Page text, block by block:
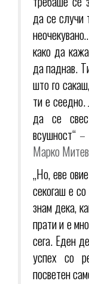
да се случи
како да
да паднав.
што го
ти е
да се
всушност“ –
Марко
„Но, еве
секогаш е
знам дека,
прати и е
сега. Еден
успех со
посветен